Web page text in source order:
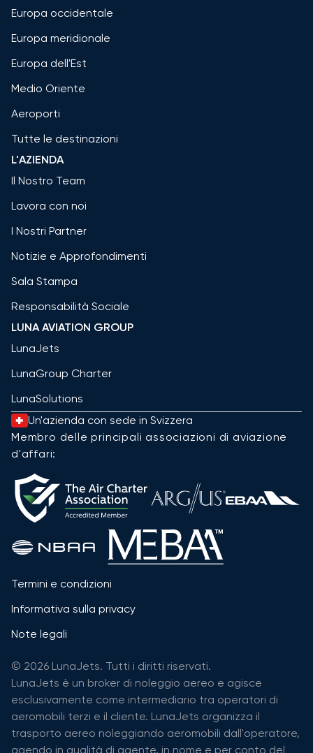
Europa occidentale
Europa meridionale
Europa dell'Est
Medio Oriente
Aeroporti
Tutte le destinazioni
L'AZIENDA
Il Nostro Team
Lavora con noi
I Nostri Partner
Notizie e Approfondimenti
Sala Stampa
Responsabilità Sociale
LUNA AVIATION GROUP
LunaJets
LunaGroup Charter
LunaSolutions
Un'azienda con sede in Svizzera
Membro delle principali associazioni di aviazione
d'affari:
Termini e condizioni
Informativa sulla privacy
Note legali
© 2026 LunaJets. Tutti i diritti riservati.
LunaJets è un broker di noleggio aereo e agisce
esclusivamente come intermediario tra operatori di
aeromobili terzi e il cliente. LunaJets organizza il
trasporto aereo noleggiando aeromobili dall'operatore,
agendo in qualità di agente, in nome e per conto del